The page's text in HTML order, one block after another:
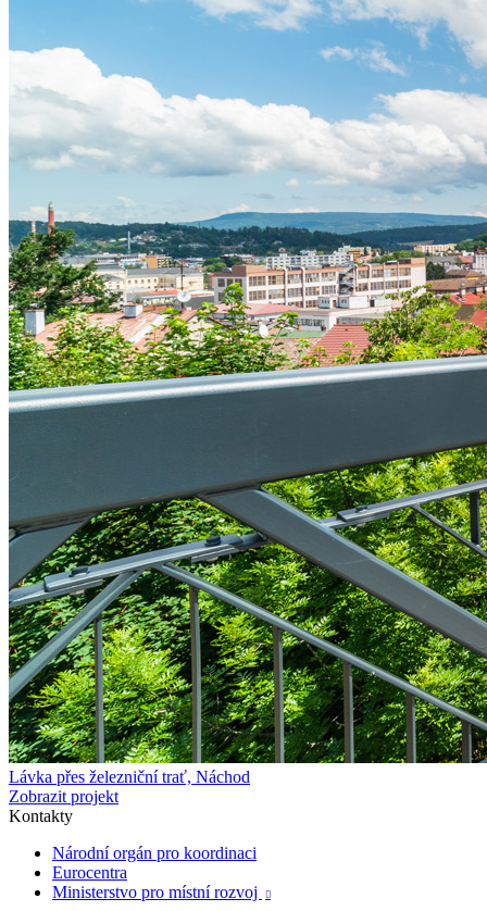
Lávka přes železniční trať, Náchod
Zobrazit projekt
Kontakty
Národní orgán pro koordinaci
Eurocentra
Ministerstvo pro místní rozvoj
